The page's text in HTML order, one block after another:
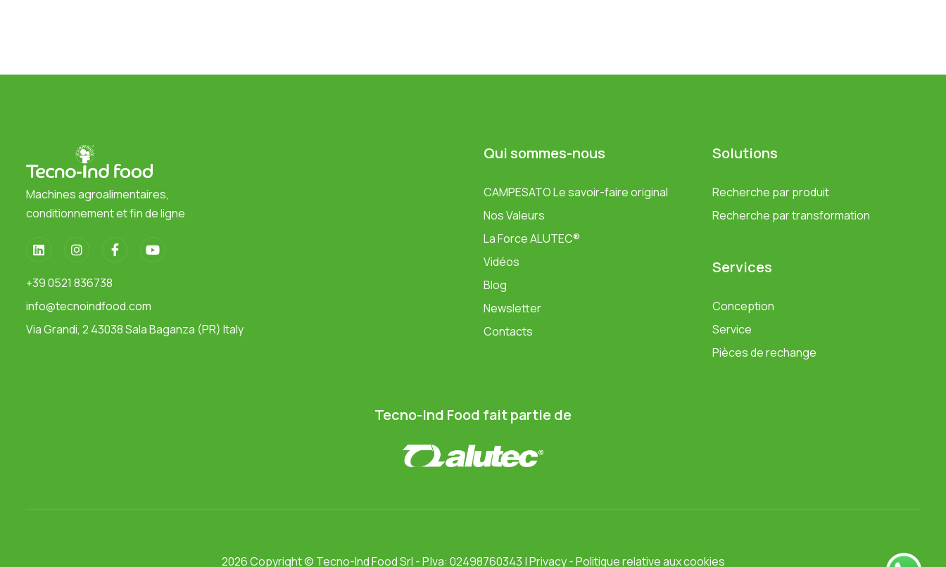
Machines agroalimentaires,
conditionnement et fin de ligne
+39 0521 836738
info@tecnoindfood.com
Via Grandi, 2 43038 Sala Baganza (PR) Italy
Qui sommes-nous
CAMPESATO Le savoir-faire original
Nos Valeurs
La Force ALUTEC®
Vidéos
Blog
Newsletter
Contacts
Solutions
Recherche par produit
Recherche par transformation
Services
Conception
Service
Pièces de rechange
Tecno-Ind Food fait partie de
2026 Copyright © Tecno-Ind Food Srl - P.Iva: 02498760343 |Privacy-Politique relative aux cookies